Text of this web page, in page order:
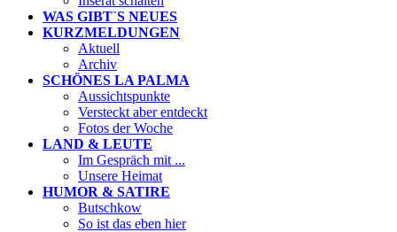
WAS GIBT`S NEUES
KURZMELDUNGEN
Aktuell
Archiv
SCHÖNES LA PALMA
Aussichtspunkte
Versteckt aber entdeckt
Fotos der Woche
LAND & LEUTE
Im Gespräch mit ...
Unsere Heimat
HUMOR & SATIRE
Butschkow
So ist das eben hier